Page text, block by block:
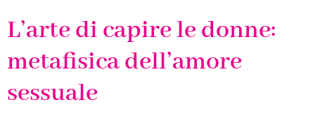
L’arte di capire le donne:
metafisica dell’amore
sessuale